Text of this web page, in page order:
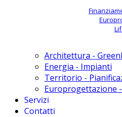
Architettura -
Energia - Impianti
Territorio -
Europrogettazione -
Servizi
Contatti